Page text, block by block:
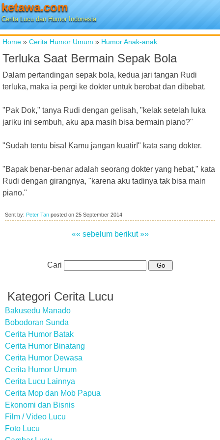
ketawa.com
Cerita Lucu dan Humor Indonesia
Home » Cerita Humor Umum » Humor Anak-anak
Terluka Saat Bermain Sepak Bola
Dalam pertandingan sepak bola, kedua jari tangan Rudi
terluka, maka ia pergi ke dokter untuk berobat dan dibebat.
"Pak Dok," tanya Rudi dengan gelisah, "kelak setelah luka
jariku ini sembuh, aku apa masih bisa bermain piano?"
"Sudah tentu bisa! Kamu jangan kuatir!" kata sang dokter.
"Bapak benar-benar adalah seorang dokter yang hebat," kata
Rudi dengan girangnya, "karena aku tadinya tak bisa main
piano."
Sent by: Peter Tan posted on 25 September 2014
«« sebelum berikut »»
Cari
Kategori Cerita Lucu
Bakusedu Manado
Bobodoran Sunda
Cerita Humor Batak
Cerita Humor Binatang
Cerita Humor Dewasa
Cerita Humor Umum
Cerita Lucu Lainnya
Cerita Mop dan Mob Papua
Ekonomi dan Bisnis
Film / Video Lucu
Foto Lucu